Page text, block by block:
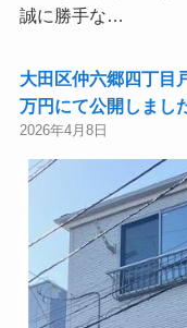
誠に勝手な…
大田区仲六郷四丁
万円にて公開しまし
2026年4月8日